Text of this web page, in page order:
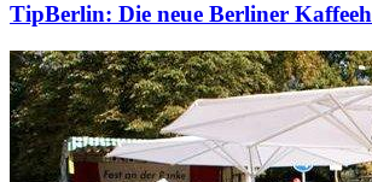
TipBerlin: Die neue Berliner